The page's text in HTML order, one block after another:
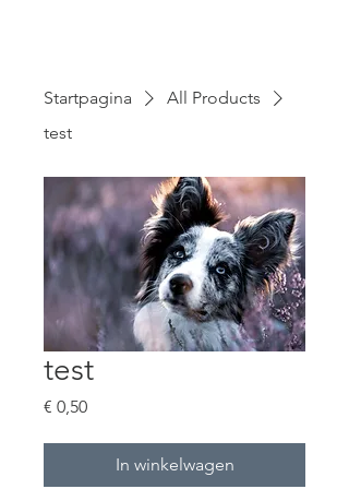
Startpagina
All Products
test
test
€ 0,50Prijs
In winkelwagen